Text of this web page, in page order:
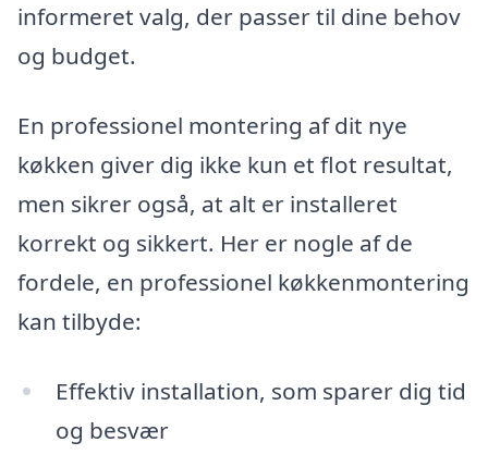
informeret valg, der passer til dine behov
og budget.
En professionel montering af dit nye
køkken giver dig ikke kun et flot resultat,
men sikrer også, at alt er installeret
korrekt og sikkert. Her er nogle af de
fordele, en professionel køkkenmontering
kan tilbyde:
Effektiv installation, som sparer dig tid
og besvær